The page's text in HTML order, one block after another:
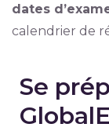
dates
calendrier de
Se